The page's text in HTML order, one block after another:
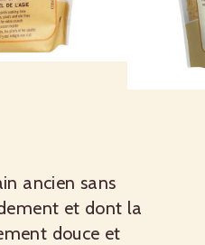
ancien sans
et dont la
douce et